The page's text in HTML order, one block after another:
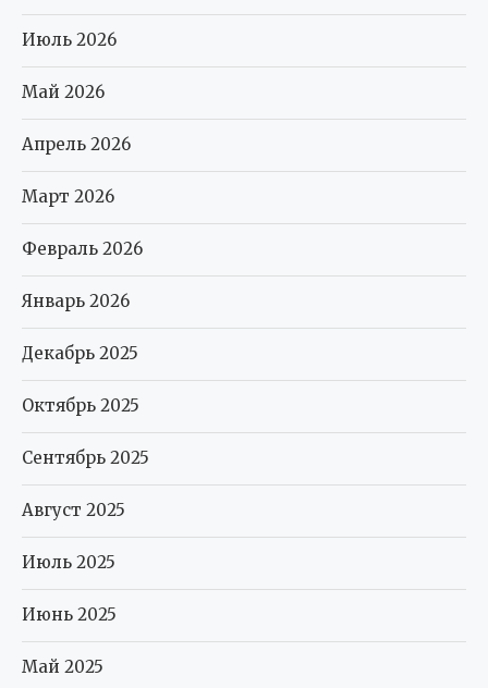
Июль 2026
Май 2026
Апрель 2026
Март 2026
Февраль 2026
Январь 2026
Декабрь 2025
Октябрь 2025
Сентябрь 2025
Август 2025
Июль 2025
Июнь 2025
Май 2025